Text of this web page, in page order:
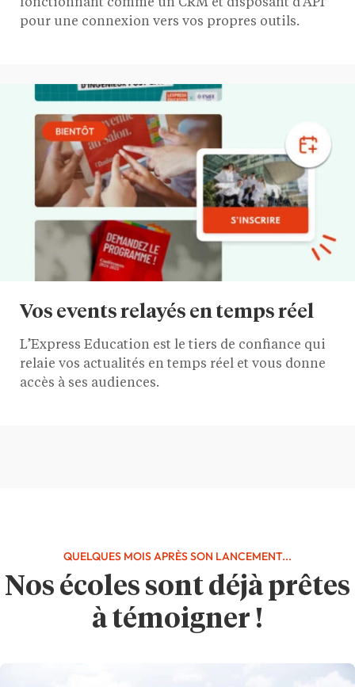
fonctionnant comme un CRM et disposant d’API
pour une connexion vers vos propres outils.
Vos events relayés en temps réel
L’Express Education est le tiers de confiance qui
relaie vos actualités en temps réel et vous donne
accès à ses audiences.
QUELQUES MOIS APRÈS SON LANCEMENT...
Nos écoles sont déjà prêtes
à témoigner !